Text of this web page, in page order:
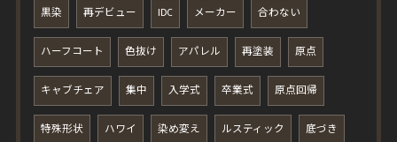
黒染 再デビュー IDC メーカー 合わない
ハーフコート 色抜け アパレル 再塗装 原点
キャブチェア 集中 入学式 卒業式 原点回帰
特殊形状 ハワイ 染め変え ルスティック 底づき